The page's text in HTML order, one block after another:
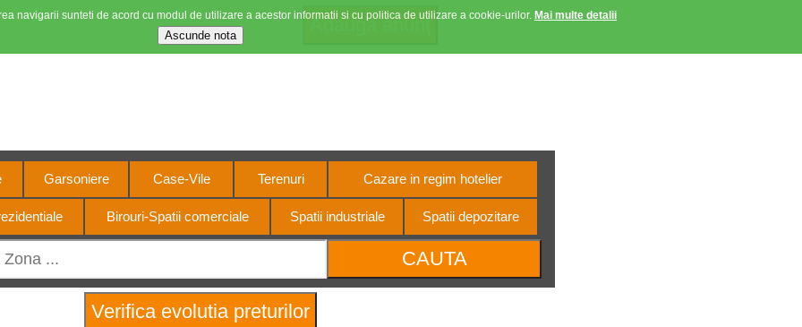
Contact
Anunturi favorite
Stiri imobiliare
Garsoniere Case-Vile Terenuri Cazare in regim hotelier
Birouri-Spatii comerciale Spatii industriale Spatii depozitare
navigarii sunteti de acord cu modul de utilizare a acestor informatii si cu politica de utilizare a cookie-urilor. Mai multe detalii